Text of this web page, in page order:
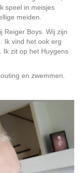
speel in meisjes
meiden.
Reiger Boys. Wij zijn
Ik vind het ook erg
Ik zit op het Huygens
en zwemmen.